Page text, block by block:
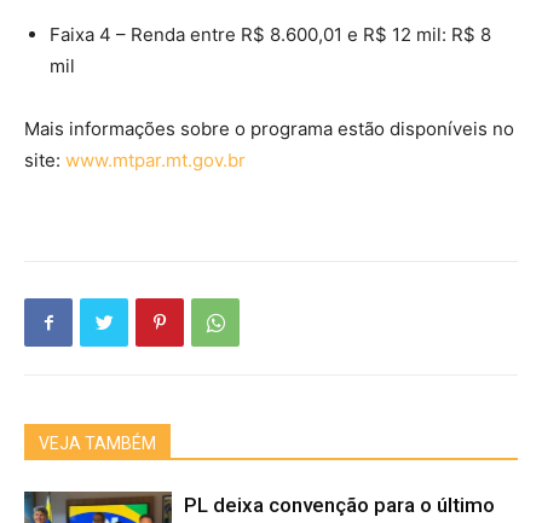
Faixa 4 – Renda entre R$ 8.600,01 e R$ 12 mil: R$ 8
mil
Mais informações sobre o programa estão disponíveis no
site: www.mtpar.mt.gov.br
VEJA TAMBÉM
PL deixa convenção para o último